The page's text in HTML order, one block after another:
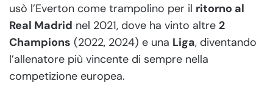
usò l’Everton come trampolino per il ritorno al
Real Madrid nel 2021, dove ha vinto altre 2
Champions (2022, 2024) e una Liga, diventando
l’allenatore più vincente di sempre nella
competizione europea.